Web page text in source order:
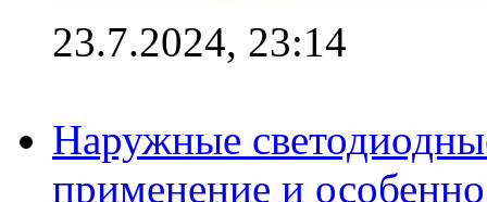
23.7.2024, 23:14
Наружные
применение и